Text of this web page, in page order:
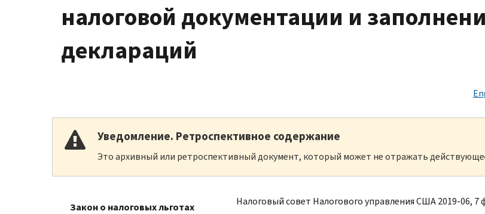
налоговой документации и
деклараций
Уведомление. Ретроспективное содержание
Это архивный или ретроспективный документ, который может не отражать
Закон о налоговых льготах
Налоговый совет Налогового управления США 2019-06, 7